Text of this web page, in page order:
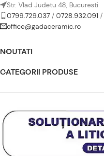
Str. Vlad Judetu 48, Bucuresti
0799.729.037 / 0728.932.091 /
office@gadaceramic.ro
NOUTATI
CATEGORII PRODUSE